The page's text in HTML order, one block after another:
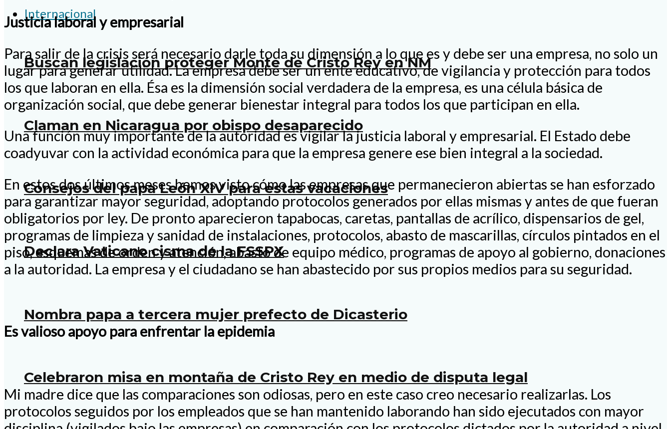
Internacional
Buscan legislación proteger Monte de Cristo Rey en NM
Claman en Nicaragua por obispo desaparecido
Consejos del papa León XIV para estas vacaciones
Declara Vaticano cisma de la FSSPX
Nombra papa a tercera mujer prefecto de Dicasterio
Celebraron misa en montaña de Cristo Rey en medio de disputa legal
Justicia laboral y empresarial
Para salir de la crisis será necesario darle toda su dimensión a lo que es y debe ser una empresa, no solo un
lugar para generar utilidad. La empresa debe ser un ente educativo, de vigilancia y protección para todos
los que laboran en ella. Ésa es la dimensión social verdadera de la empresa, es una célula básica de
organización social, que debe generar bienestar integral para todos los que participan en ella.
Una función muy importante de la autoridad es vigilar la justicia laboral y empresarial. El Estado debe
coadyuvar con la actividad económica para que la empresa genere ese bien integral a la sociedad.
En estos dos últimos meses hemos visto cómo las empresas que permanecieron abiertas se han esforzado
para garantizar mayor seguridad, adoptando protocolos generados por ellas mismas y antes de que fueran
obligatorios por ley. De pronto aparecieron tapabocas, caretas, pantallas de acrílico, dispensarios de gel,
programas de limpieza y sanidad de instalaciones, protocolos, abasto de mascarillas, círculos pintados en el
piso, esquemas de orden y atención, abasto de equipo médico, programas de apoyo al gobierno, donaciones
a la autoridad. La empresa y el ciudadano se han abastecido por sus propios medios para su seguridad.
Es valioso apoyo para enfrentar la epidemia
Mi madre dice que las comparaciones son odiosas, pero en este caso creo necesario realizarlas. Los
protocolos seguidos por los empleados que se han mantenido laborando han sido ejecutados con mayor